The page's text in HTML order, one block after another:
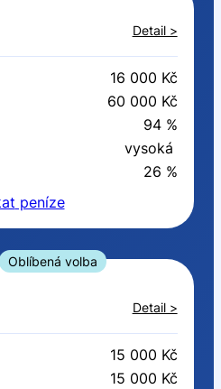
Detail >
16 000 Kč
60 000 Kč
94 %
vysoká
26 %
peníze
Oblíbená volba
Detail >
15 000 Kč
15 000 Kč